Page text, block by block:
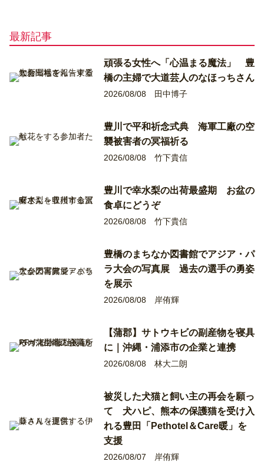
最新記事
頑張る女性へ「心温まる魔法」 豊
橋の主婦で大道芸人のなほっちさん
2026/08/08 田中博子
豊川で平和祈念式典 海軍工廠の空
襲被害者の冥福祈る
2026/08/08 竹下貴信
豊川で幸水梨の出荷最盛期 お盆の
食卓にどうぞ
2026/08/08 竹下貴信
豊橋のまちなか図書館でアジア・パ
ラ大会の写真展 過去の選手の勇姿
を展示
2026/08/08 岸侑輝
【蒲郡】サトウキビの副産物を寝具
に｜沖縄・浦添市の企業と連携
2026/08/08 林大二朗
被災した犬猫と飼い主の再会を願っ
て 犬ハピ、熊本の保護猫を受け入
れる豊田「Pethotel＆Care暖」を
支援
2026/08/07 岸侑輝